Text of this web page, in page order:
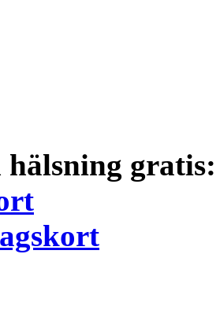
hälsning gratis: